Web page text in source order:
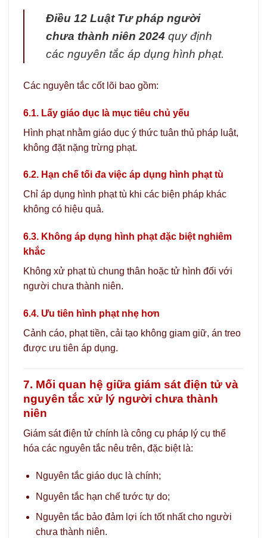
Điều 12 Luật Tư pháp người
chưa thành niên 2024 quy định
các nguyên tắc áp dụng hình phạt.
Các nguyên tắc cốt lõi bao gồm:
6.1. Lấy giáo dục là mục tiêu chủ yếu
Hình phạt nhằm giáo dục ý thức tuân thủ pháp luật,
không đặt nặng trừng phạt.
6.2. Hạn chế tối đa việc áp dụng hình phạt tù
Chỉ áp dụng hình phạt tù khi các biện pháp khác
không có hiệu quả.
6.3. Không áp dụng hình phạt đặc biệt nghiêm
khắc
Không xử phạt tù chung thân hoặc tử hình đối với
người chưa thành niên.
6.4. Ưu tiên hình phạt nhẹ hơn
Cảnh cáo, phạt tiền, cải tạo không giam giữ, án treo
được ưu tiên áp dụng.
7. Mối quan hệ giữa giám sát điện tử và
nguyên tắc xử lý người chưa thành
niên
Giám sát điện tử chính là công cụ pháp lý cụ thể
hóa các nguyên tắc nêu trên, đặc biệt là:
Nguyên tắc giáo dục là chính;
Nguyên tắc hạn chế tước tự do;
Nguyên tắc bảo đảm lợi ích tốt nhất cho người
chưa thành niên.